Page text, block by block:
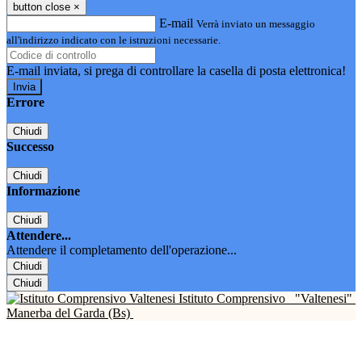
button close ×
E-mail Verrà inviato un messaggio
all'indirizzo indicato con le istruzioni necessarie.
E-mail inviata, si prega di controllare la casella di posta elettronica!
Errore
Chiudi
Successo
Chiudi
Informazione
Chiudi
Attendere...
Attendere il completamento dell'operazione...
Chiudi
Chiudi
Istituto Comprensivo
"Valtenesi"
Manerba del Garda (Bs)